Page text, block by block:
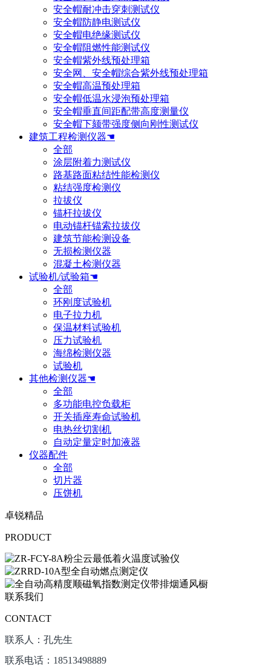
安全帽耐冲击穿刺测试仪
安全帽防静电测试仪
安全帽电绝缘测试仪
安全帽阻燃性能测试仪
安全帽紫外线预处理箱
安全网、安全帽综合紫外线预处理箱
安全帽高温预处理箱
安全帽低温水浸泡预处理箱
安全帽垂直间距配带高度测量仪
安全帽下颏带强度侧向刚性测试仪
建筑工程检测仪器☚
全部
涂层附着力测试仪
路基路面粘结性能检测仪
粘结强度检测仪
拉拔仪
锚杆拉拔仪
电动锚杆锚索拉拔仪
建筑节能检测设备
无损检测仪器
混凝土检测仪器
试验机/试验箱☚
全部
环刚度试验机
电子拉力机
保温材料试验机
压力试验机
海绵检测仪器
试验机
其他检测仪器☚
全部
多功能电控负载柜
开关插座寿命试验机
电热丝切割机
自动定量定时加液器
仪器配件
全部
切片器
压饼机
卓锐精品
PRODUCT
联系我们
CONTACT
联系人：孔先生
联系电话：18513498889